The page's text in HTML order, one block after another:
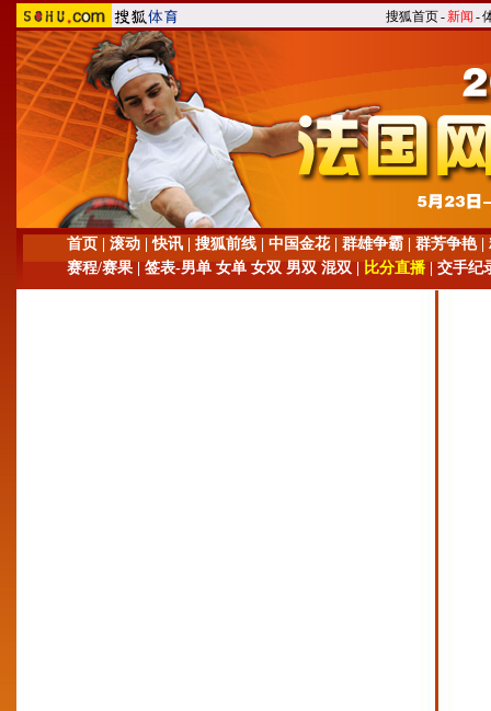
搜狐首页-新闻 -
首页 滚动 |快讯 搜狐前线 中国金花| 群雄争霸 群芳争艳|
赛程/赛果 | 签表-男单 女单 女双 男双 混双 比分直播 交手纪